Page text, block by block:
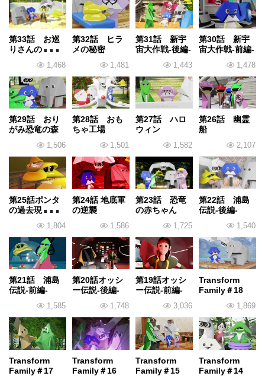
第33話 お巡
りさんのおし
1,468
第32話 ヒラ
メの秘密
1,481
第31話 新宇
宙大作戦-後編-
1,443
第30話 新宇
宙大作戦-前編-
1,478
第29話 おり
がみ恐竜の森
1,506
第28話 おも
ちゃ工場
1,501
第27話 ハロ
ウィン
1,582
第26話 幽霊
船
2,107
第25話ポンタ
の過去現在未
1,804
第24話 地底軍
の逆襲
1,586
第23話 恐竜
の赤ちゃん
1,725
第22話 浦島
伝説-後編-
1,540
第21話 浦島
伝説-前編-
1,585
第20話オッシ
ー伝説-後編-
1,748
第19話オッシ
ー伝説-前編-
3,036
Transform
Family＃18
1,869
Transform
Family＃17
Transform
Family＃16
Transform
Family＃15
Transform
Family＃14